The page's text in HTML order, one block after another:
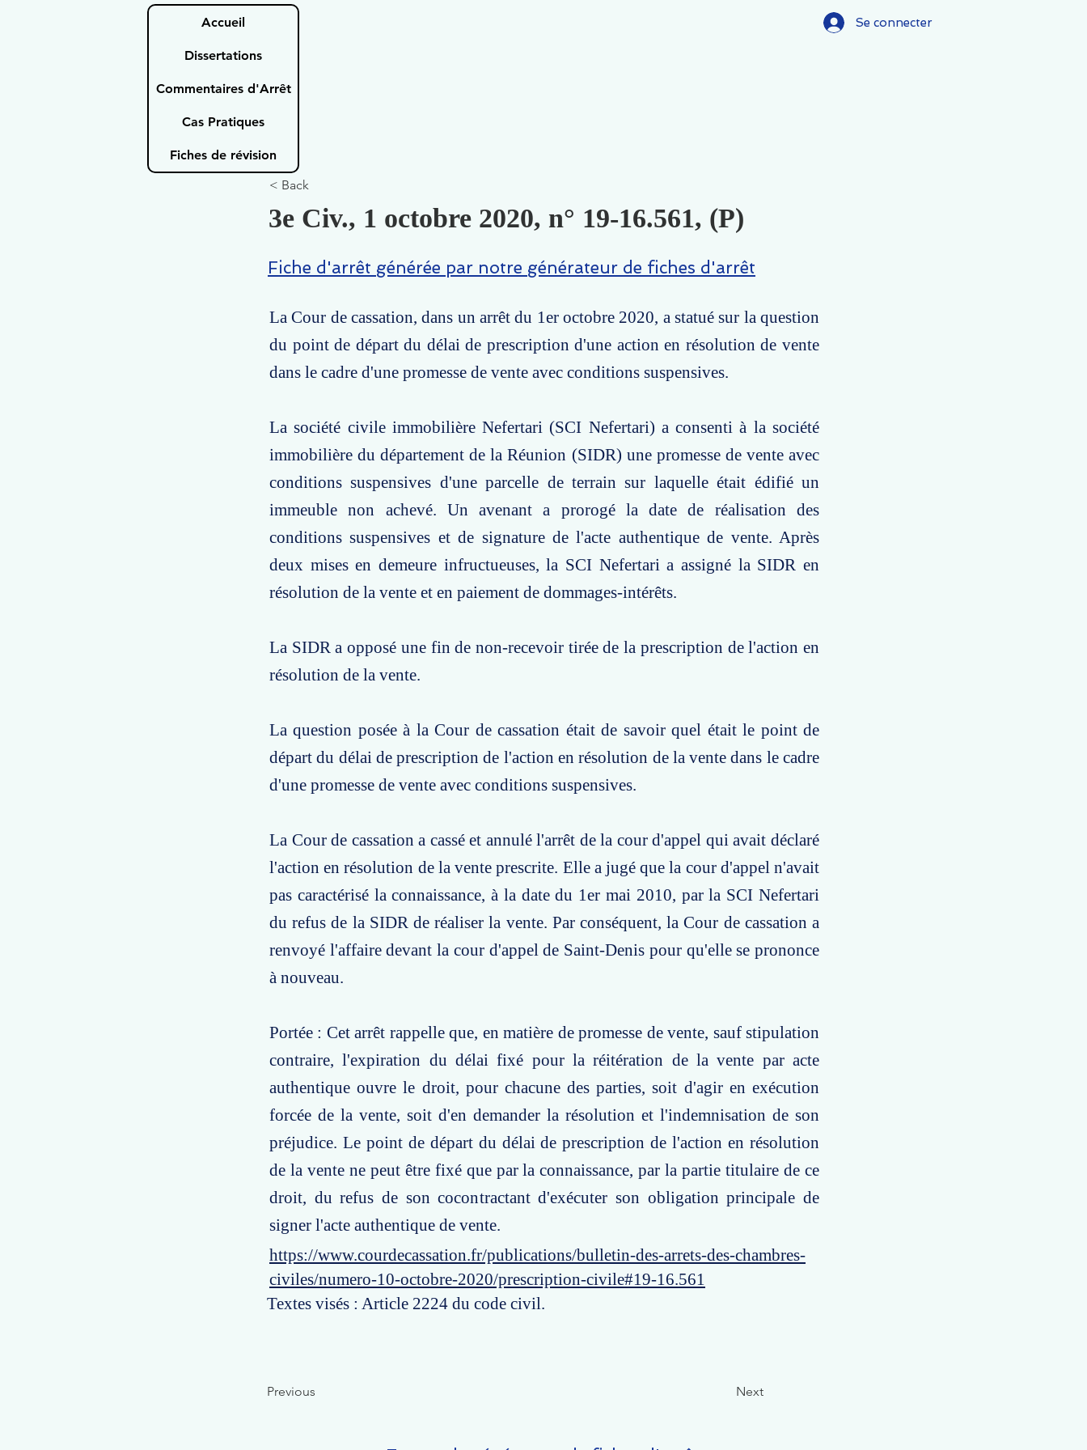
Accueil
Dissertations
Commentaires d'Arrêt
Cas Pratiques
Fiches de révision
Se connecter
< Back
3e Civ., 1 octobre 2020, n° 19-16.561, (P)
Fiche d'arrêt générée par notre générateur de fiches d'arrêt
La Cour de cassation, dans un arrêt du 1er octobre 2020, a statué sur la question
du point de départ du délai de prescription d'une action en résolution de vente
dans le cadre d'une promesse de vente avec conditions suspensives.
La société civile immobilière Nefertari (SCI Nefertari) a consenti à la société
immobilière du département de la Réunion (SIDR) une promesse de vente avec
conditions suspensives d'une parcelle de terrain sur laquelle était édifié un
immeuble non achevé. Un avenant a prorogé la date de réalisation des
conditions suspensives et de signature de l'acte authentique de vente. Après
deux mises en demeure infructueuses, la SCI Nefertari a assigné la SIDR en
résolution de la vente et en paiement de dommages-intérêts.
La SIDR a opposé une fin de non-recevoir tirée de la prescription de l'action en
résolution de la vente.
La question posée à la Cour de cassation était de savoir quel était le point de
départ du délai de prescription de l'action en résolution de la vente dans le cadre
d'une promesse de vente avec conditions suspensives.
La Cour de cassation a cassé et annulé l'arrêt de la cour d'appel qui avait déclaré
l'action en résolution de la vente prescrite. Elle a jugé que la cour d'appel n'avait
pas caractérisé la connaissance, à la date du 1er mai 2010, par la SCI Nefertari
du refus de la SIDR de réaliser la vente. Par conséquent, la Cour de cassation a
renvoyé l'affaire devant la cour d'appel de Saint-Denis pour qu'elle se prononce
à nouveau.
Portée : Cet arrêt rappelle que, en matière de promesse de vente, sauf stipulation
contraire, l'expiration du délai fixé pour la réitération de la vente par acte
authentique ouvre le droit, pour chacune des parties, soit d'agir en exécution
forcée de la vente, soit d'en demander la résolution et l'indemnisation de son
préjudice. Le point de départ du délai de prescription de l'action en résolution
de la vente ne peut être fixé que par la connaissance, par la partie titulaire de ce
droit, du refus de son cocontractant d'exécuter son obligation principale de
signer l'acte authentique de vente.
https://www.courdecassation.fr/publications/bulletin-des-arrets-des-chambres-
civiles/numero-10-octobre-2020/prescription-civile#19-16.561
Textes visés : Article 2224 du code civil.
Previous Next